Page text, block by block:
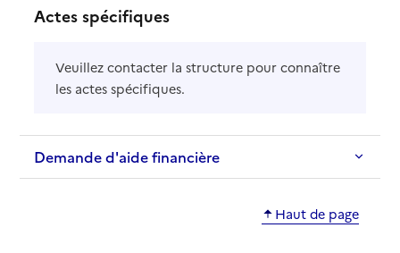
Actes spécifiques
Veuillez contacter la structure pour connaître
les actes spécifiques.
Demande d'aide financière
Haut de page